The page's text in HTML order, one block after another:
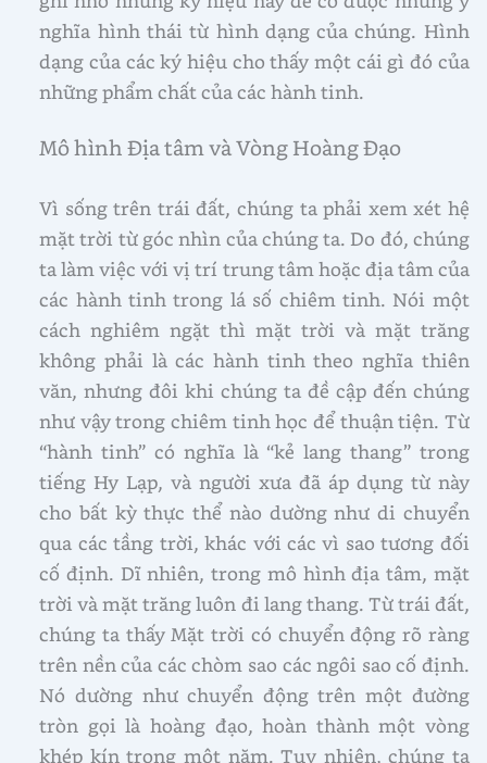
nghĩa hình thái từ hình dạng của chúng. Hình
dạng của các ký hiệu cho thấy một cái gì đó của
những phẩm chất của các hành tinh.
Mô hình Địa tâm và Vòng Hoàng Đạo
Vì sống trên trái đất, chúng ta phải xem xét hệ
mặt trời từ góc nhìn của chúng ta. Do đó, chúng
ta làm việc với vị trí trung tâm hoặc địa tâm của
các hành tinh trong lá số chiêm tinh. Nói một
cách nghiêm ngặt thì mặt trời và mặt trăng
không phải là các hành tinh theo nghĩa thiên
văn, nhưng đôi khi chúng ta đề cập đến chúng
như vậy trong chiêm tinh học để thuận tiện. Từ
“hành tinh” có nghĩa là “kẻ lang thang” trong
tiếng Hy Lạp, và người xưa đã áp dụng từ này
cho bất kỳ thực thể nào dường như di chuyển
qua các tầng trời, khác với các vì sao tương đối
cố định. Dĩ nhiên, trong mô hình địa tâm, mặt
trời và mặt trăng luôn đi lang thang. Từ trái đất,
chúng ta thấy Mặt trời có chuyển động rõ ràng
trên nền của các chòm sao các ngôi sao cố định.
Nó dường như chuyển động trên một đường
tròn gọi là hoàng đạo, hoàn thành một vòng
khép kín trong một năm. Tuy nhiên, chúng ta